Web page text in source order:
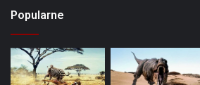
Popularne